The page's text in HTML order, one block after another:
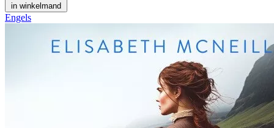
in winkelmand
Engels